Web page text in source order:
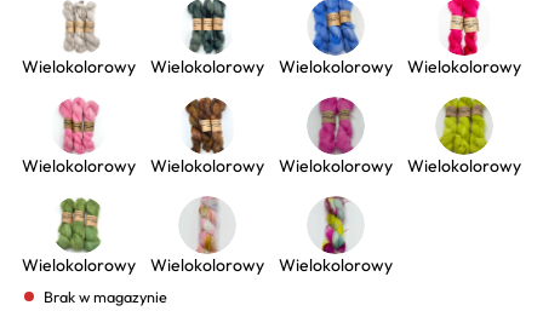
Wielokolorowy Wielokolorowy Wielokolorowy Wielokolorowy
Wielokolorowy Wielokolorowy Wielokolorowy Wielokolorowy
Wielokolorowy Wielokolorowy Wielokolorowy
Brak w magazynie